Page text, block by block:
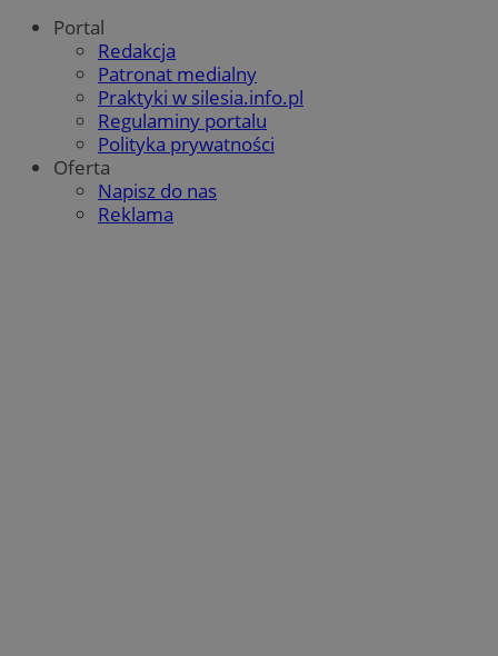
Portal
Redakcja
Patronat medialny
Praktyki w silesia.info.pl
Regulaminy portalu
Polityka prywatności
Oferta
Napisz do nas
Reklama